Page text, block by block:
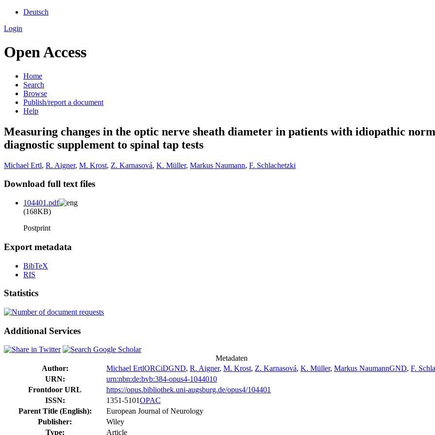
Deutsch
Login
Open Access
Home
Search
Browse
Publish/report a document
Help
Measuring changes in the optic nerve sheath diameter in patients with idiopathic
diagnostic supplement to spinal tap tests
Michael Ertl, R. Aigner, M. Krost, Z. Karnasová, K. Müller, Markus Naumann, F. Schlachetzki
Download full text files
104401.pdf
(168KB)
Postprint
Export metadata
BibTeX
RIS
Statistics
Additional Services
Metadaten
Author:
Michael ErtlORCiDGND, R. Aigner, M. Krost, Z. Karnasová, K. Müller, Markus NaumannGND, F.
URN:
urn:nbn:de:bvb:384-opus4-1044010
Frontdoor URL
https://opus.bibliothek.uni-augsburg.de/opus4/104401
ISSN:
1351-5101OPAC
Parent Title (English):
European Journal of Neurology
Publisher:
Wiley
Type:
Article